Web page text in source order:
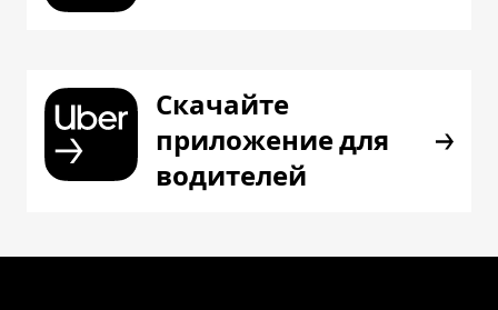
Скачайте
приложение для
водителей